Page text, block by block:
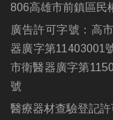
806高雄市前鎮區民
廣告許可字號：高
器廣字第11403001
市衛醫器廣字第
號
醫療器材查驗登記